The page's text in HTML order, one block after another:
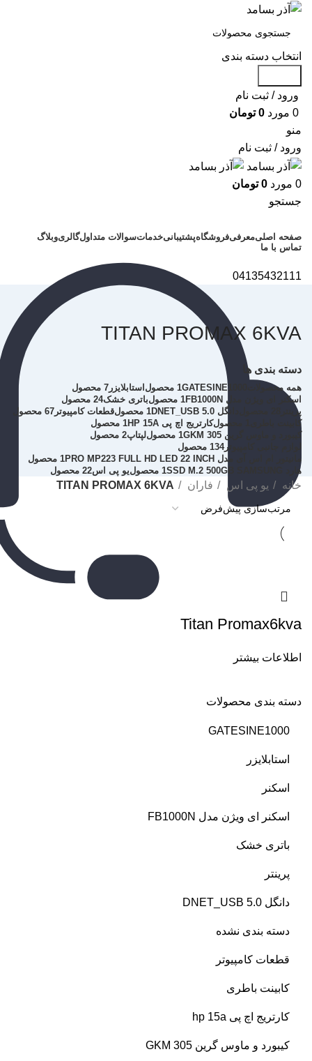
انتخاب دسته بندی
ورود / ثبت نام
0 مورد 0 تومان
منو
ورود / ثبت نام
0 مورد 0 تومان
جستجو
صفحه اصلیمعرفیفروشگاهپشتیبانیخدماتسوالات متداولگالریوبلاگ
تماس با ما
04135432111
TITAN PROMAX 6KVA
دسته بندی ها
همه محصولات GATESINE10001 محصول استابلایزر 7 محصول
اسکنر ای ویژن مدل FB1000N
1 محصول باتری خشک24 محصول
پرینتر
دانگل DNET_USB 5.0 1 محصول قطعات کامپیوتر 67 محصول
کابینت باطری
کارتریج اچ پی HP 15A
1 محصول
کیبورد و ماوس گرین GKM 305
1 محصول لپتاپ2 محصول
لوازم جانبی کامپیوتر134 محصول
مانیتور ام اس آی مدل PRO MP223 FULL HD LED 22 INCH
1 محصول
هارد SSD M.2 500GB SAMSUNG
1 محصول یو پی اس22 محصول
دسته بندی محصولات
GATESINE1000
استابلایزر
اسکنر
اسکنر ای ویژن مدل FB1000N
باتری خشک
پرینتر
دانگل DNET_USB 5.0
دسته بندی نشده
قطعات کامپیوتر
کابینت باطری
کارتریج اچ پی hp 15a
کیبورد و ماوس گرین GKM 305
خانه یو پی اس فاران TITAN PROMAX 6KVA
Titan Promax6kva
اطلاعات بیشتر